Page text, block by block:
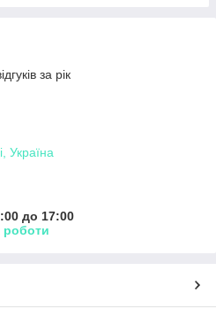
за рік
Україна
до 17:00
роботи